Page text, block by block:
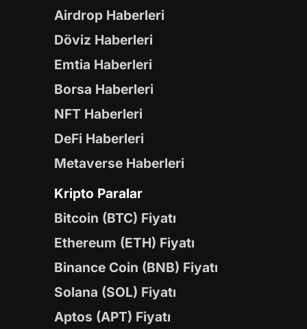
Airdrop Haberleri
Döviz Haberleri
Emtia Haberleri
Borsa Haberleri
NFT Haberleri
DeFi Haberleri
Metaverse Haberleri
Kripto Paralar
Bitcoin (BTC) Fiyatı
Ethereum (ETH) Fiyatı
Binance Coin (BNB) Fiyatı
Solana (SOL) Fiyatı
Aptos (APT) Fiyatı